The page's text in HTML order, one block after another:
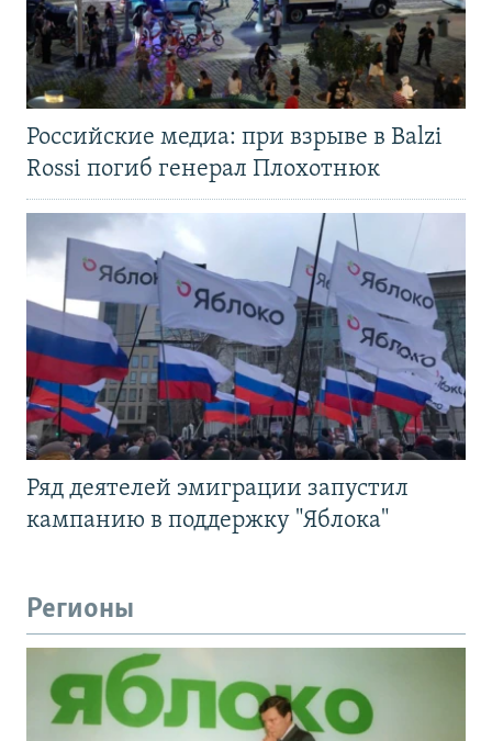
Российские медиа: при взрыве в Balzi
Rossi погиб генерал Плохотнюк
Ряд деятелей эмиграции запустил
кампанию в поддержку "Яблока"
Регионы